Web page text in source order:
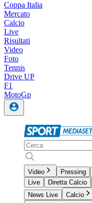
Coppa Italia
Mercato
Calcio
Live
Risultati
Video
Foto
Tennis
Drive UP
F1
MotoGp
Video Pressing
Live
Diretta Calcio
News Live
Calcio